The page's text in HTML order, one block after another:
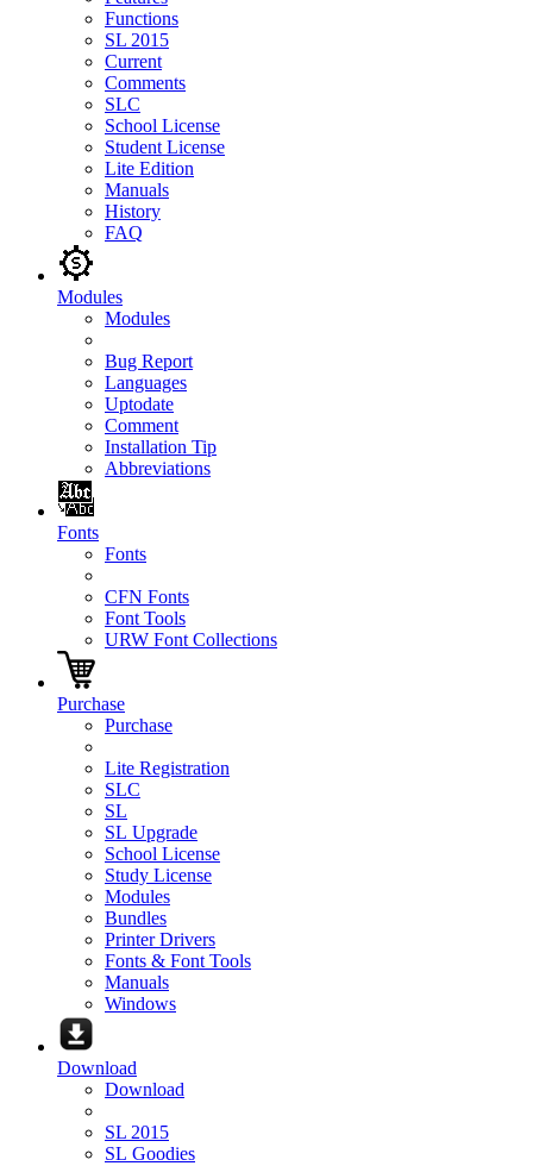
Functions
SL 2015
Current
Comments
SLC
School License
Student License
Lite Edition
Manuals
History
FAQ
Modules
Modules
Bug Report
Languages
Uptodate
Comment
Installation Tip
Abbreviations
Fonts
Fonts
CFN Fonts
Font Tools
URW Font Collections
Purchase
Purchase
Lite Registration
SLC
SL
SL Upgrade
School License
Study License
Modules
Bundles
Printer Drivers
Fonts & Font Tools
Manuals
Windows
Download
Download
SL 2015
SL Goodies